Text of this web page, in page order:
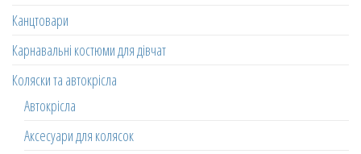
Канцтовари
Карнавальні костюми для дівчат
Коляски та автокрісла
Автокрісла
Аксесуари для колясок